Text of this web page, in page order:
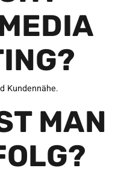
Kundennähe.
MAN